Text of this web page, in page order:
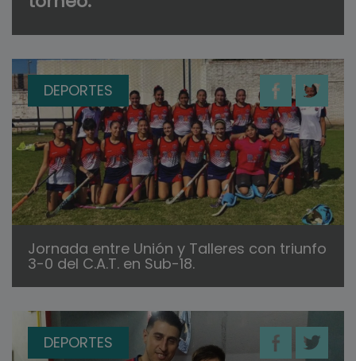
DEPORTES
Jornada entre Unión y Talleres con triunfo
3-0 del C.A.T. en Sub-18.
DEPORTES